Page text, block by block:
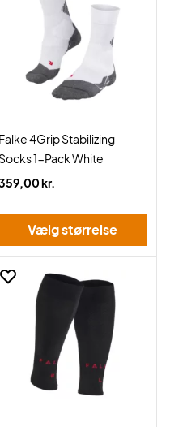
Falke 4Grip Stabilizing
Socks 1-Pack White
kr.
Vælg størrelse